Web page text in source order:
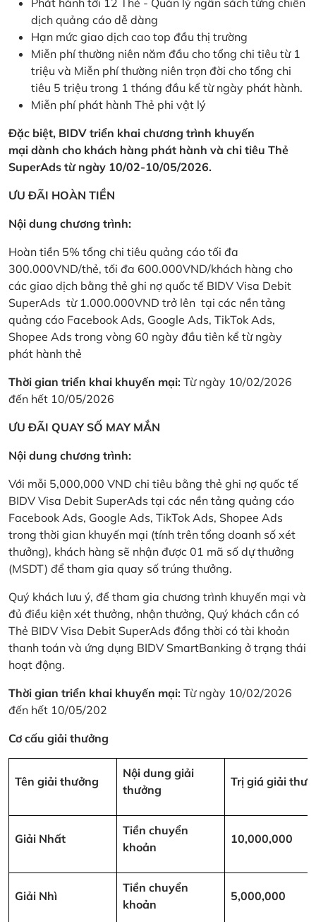
Phát hành tới 12 Thẻ - Quản lý ngân sách từng chiến
dịch quảng cáo dễ dàng
Hạn mức giao dịch cao top đầu thị trường
Miễn phí thường niên năm đầu cho tổng chi tiêu từ 1
triệu và Miễn phí thường niên trọn đời cho tổng chi
tiêu 5 triệu trong 1 tháng đầu kể từ ngày phát hành.
Miễn phí phát hành Thẻ phi vật lý
Đặc biệt, BIDV triển khai chương trình khuyến
mại dành cho khách hàng phát hành và chi tiêu Thẻ
SuperAds từ ngày 10/02-10/05/2026.
ƯU ĐÃI HOÀN TIỀN
Nội dung chương trình:
Hoàn tiền 5% tổng chi tiêu quảng cáo tối đa
300.000VND/thẻ, tối đa 600.000VND/khách hàng cho
các giao dịch bằng thẻ ghi nợ quốc tế BIDV Visa Debit
SuperAds từ 1.000.000VND trở lên tại các nền tảng
quảng cáo Facebook Ads, Google Ads, TikTok Ads,
Shopee Ads trong vòng 60 ngày đầu tiên kể từ ngày
phát hành thẻ
Thời gian triển khai khuyến mại: Từ ngày 10/02/2026
đến hết 10/05/2026
ƯU ĐÃI QUAY SỐ MAY MẮN
Nội dung chương trình:
Với mỗi 5,000,000 VND chi tiêu bằng thẻ ghi nợ quốc tế
BIDV Visa Debit SuperAds tại các nền tảng quảng cáo
Facebook Ads, Google Ads, TikTok Ads, Shopee Ads
trong thời gian khuyến mại (tính trên tổng doanh số xét
thưởng), khách hàng sẽ nhận được 01 mã số dự thưởng
(MSDT) để tham gia quay số trúng thưởng.
Quý khách lưu ý, để tham gia chương trình khuyến mại và
đủ điều kiện xét thưởng, nhận thưởng, Quý khách cần có
Thẻ BIDV Visa Debit SuperAds đồng thời có tài khoản
thanh toán và ứng dụng BIDV SmartBanking ở trạng thái
hoạt động.
Thời gian triển khai khuyến mại: Từ ngày 10/02/2026
đến hết 10/05/202
Cơ cấu giải thưởng
Tên giải thưởng
Nội dung giải
thưởng
Trị giá giải
Giải Nhất
Tiền chuyển
khoản
10,000,000
Giải Nhì
Tiền chuyển
khoản
5,000,000